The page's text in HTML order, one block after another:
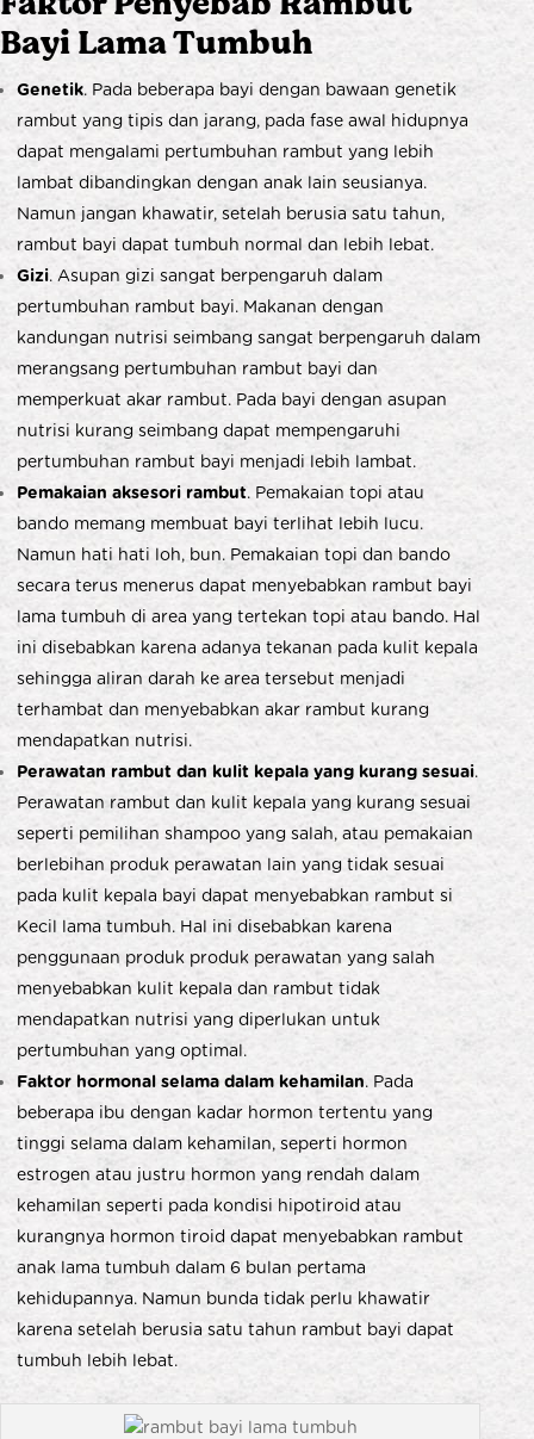
Bayi Lama Tumbuh
Genetik. Pada beberapa bayi dengan bawaan genetik
rambut yang tipis dan jarang, pada fase awal hidupnya
dapat mengalami pertumbuhan rambut yang lebih
lambat dibandingkan dengan anak lain seusianya.
Namun jangan khawatir, setelah berusia satu tahun,
rambut bayi dapat tumbuh normal dan lebih lebat.
Gizi. Asupan gizi sangat berpengaruh dalam
pertumbuhan rambut bayi. Makanan dengan
kandungan nutrisi seimbang sangat berpengaruh dalam
merangsang pertumbuhan rambut bayi dan
memperkuat akar rambut. Pada bayi dengan asupan
nutrisi kurang seimbang dapat mempengaruhi
pertumbuhan rambut bayi menjadi lebih lambat.
Pemakaian aksesori rambut. Pemakaian topi atau
bando memang membuat bayi terlihat lebih lucu.
Namun hati hati loh, bun. Pemakaian topi dan bando
secara terus menerus dapat menyebabkan rambut bayi
lama tumbuh di area yang tertekan topi atau bando. Hal
ini disebabkan karena adanya tekanan pada kulit kepala
sehingga aliran darah ke area tersebut menjadi
terhambat dan menyebabkan akar rambut kurang
mendapatkan nutrisi.
Perawatan rambut dan kulit kepala yang kurang sesuai.
Perawatan rambut dan kulit kepala yang kurang sesuai
seperti pemilihan shampoo yang salah, atau pemakaian
berlebihan produk perawatan lain yang tidak sesuai
pada kulit kepala bayi dapat menyebabkan rambut si
Kecil lama tumbuh. Hal ini disebabkan karena
penggunaan produk produk perawatan yang salah
menyebabkan kulit kepala dan rambut tidak
mendapatkan nutrisi yang diperlukan untuk
pertumbuhan yang optimal.
Faktor hormonal selama dalam kehamilan. Pada
beberapa ibu dengan kadar hormon tertentu yang
tinggi selama dalam kehamilan, seperti hormon
estrogen atau justru hormon yang rendah dalam
kehamilan seperti pada kondisi hipotiroid atau
kurangnya hormon tiroid dapat menyebabkan rambut
anak lama tumbuh dalam 6 bulan pertama
kehidupannya. Namun bunda tidak perlu khawatir
karena setelah berusia satu tahun rambut bayi dapat
tumbuh lebih lebat.